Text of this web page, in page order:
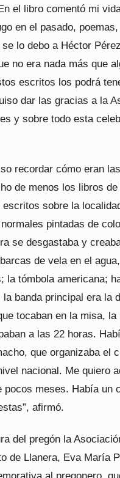
el libro comentó mi
en el pasado,
lo debo a Héctor
no era nada más que
escritos los podrá
dar las gracias a la
y sobre todo esta
recordar cómo eran
de menos los libros
sobre la
pintadas de
se desgastaba y
de vela en el
la tómbola americana;
la banda principal era la
tocaban en la misa,
a las 22 horas.
que organizaba el
nacional. Me quiero
pocos meses. Había un
afirmó.
del pregón la
de Llanera, Eva María
al pregonero,